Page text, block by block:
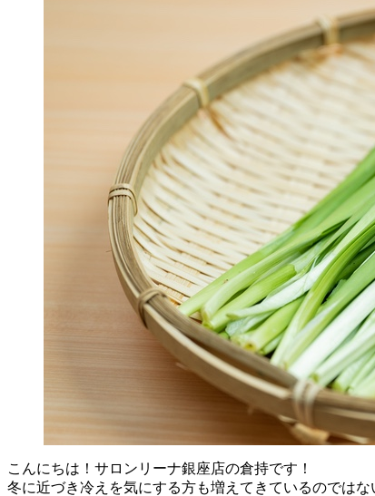
こんにちは！サロンリーナ銀座店の倉持です！
冬に近づき冷えを気にする方も増えてきているのでは